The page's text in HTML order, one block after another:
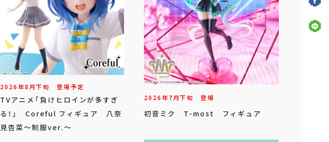
2026年8月下旬 登場予定
TVアニメ「負けヒロインが多すぎ
る！」 Coreful フィギュア 八奈
見杏菜～制服ver.～
2026年7月下旬 登場
初音ミク T-most フィギュア